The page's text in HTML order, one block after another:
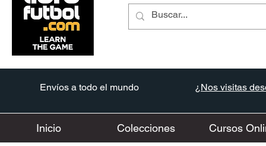
Envíos a todo el mundo ¿Nos visitas
Inicio Colecciones Cursos